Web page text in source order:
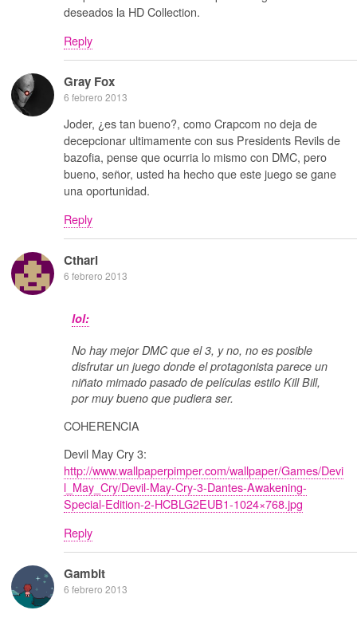
deseados la HD Collection.
Reply
Gray Fox
6 febrero 2013
Joder, ¿es tan bueno?, como Crapcom no deja de
decepcionar ultimamente con sus Presidents Revils de
bazofia, pense que ocurria lo mismo con DMC, pero
bueno, señor, usted ha hecho que este juego se gane
una oportunidad.
Reply
Ctharl
6 febrero 2013
lol:
No hay mejor DMC que el 3, y no, no es posible
disfrutar un juego donde el protagonista parece un
niñato mimado pasado de películas estilo Kill Bill,
por muy bueno que pudiera ser.
COHERENCIA
Devil May Cry 3:
http://www.wallpaperpimper.com/wallpaper/Games/Devi
l_May_Cry/Devil-May-Cry-3-Dantes-Awakening-
Special-Edition-2-HCBLG2EUB1-1024×768.jpg
Reply
Gambit
6 febrero 2013